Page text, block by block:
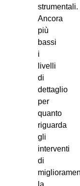
strumentali.
Ancora
più
bassi
i
livelli
di
dettaglio
per
quanto
riguarda
gli
interventi
di
la